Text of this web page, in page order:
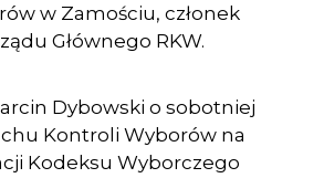
w Zamościu, członek
Głównego RKW.
Dybowski o sobotniej
Kontroli Wyborów na
Kodeksu Wyborczego